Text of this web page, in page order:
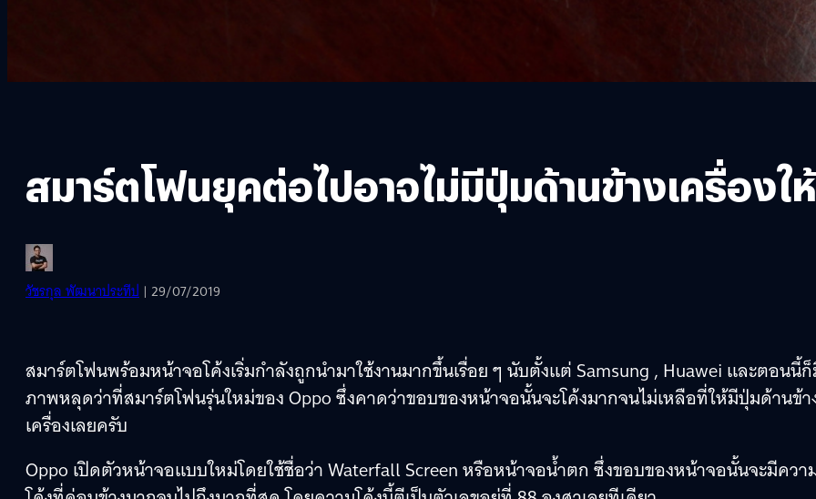
สมาร์ตโฟนยุคต่อไปอาจไม่มีปุ่มด้านข้างเครื่อง
วัชรกุล พัฒนาประทีป | 29/07/2019
สมาร์ตโฟนพร้อมหน้าจอโค้งเริ่มกำลังถูกนำมาใช้งานมากขึ้นเรื่อย ๆ นับตั้งแต่ Samsung , Huawei และตอนนี้
ภาพหลุดว่าที่สมาร์ตโฟนรุ่นใหม่ของ Oppo ซึ่งคาดว่าขอบของหน้าจอนั้นจะโค้งมากจนไม่เหลือที่ให้มีปุ่มด้านข้า
เครื่องเลยครับ
Oppo เปิดตัวหน้าจอแบบใหม่โดยใช้ชื่อว่า Waterfall Screen หรือหน้าจอน้ำตก ซึ่งขอบของหน้าจอนั้นจะมีควา